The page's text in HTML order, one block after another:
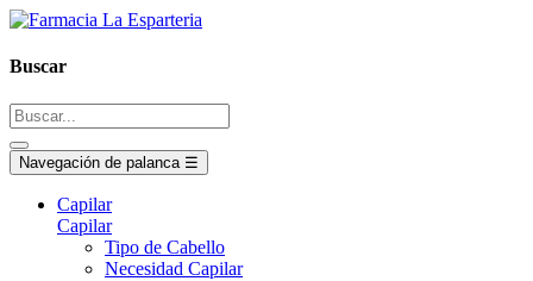
Buscar
Navegación de palanca ☰
Capilar
Capilar
Tipo de Cabello
Necesidad Capilar